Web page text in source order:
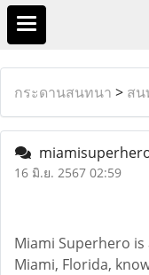
กระดานสนทนา > สน
16 มิ.ย. 2567 02:59
Miami Superhero
Miami, Florida,